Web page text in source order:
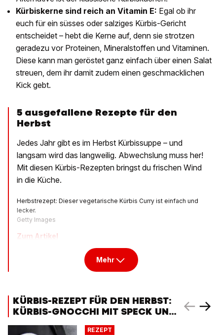
Kürbiskerne sind reich an Vitamin E: Egal ob ihr
euch für ein süsses oder salziges Kürbis-Gericht
entscheidet – hebt die Kerne auf, denn sie strotzen
geradezu vor Proteinen, Mineralstoffen und Vitaminen.
Diese kann man geröstet ganz einfach über einen Salat
streuen, dem ihr damit zudem einen geschmacklichen
Kick gebt.
5 ausgefallene Rezepte für den
Herbst
Jedes Jahr gibt es im Herbst Kürbissuppe – und
langsam wird das langweilig. Abwechslung muss her!
Mit diesen Kürbis-Rezepten bringst du frischen Wind
in die Küche.
Herbstrezept: Dieser vegetarische Kürbis Curry ist einfach und
lecker.
Getty Images
Zum Artikel
Mehr
KÜRBIS-REZEPT FÜR DEN HERBST:
KÜRBIS-GNOCCHI MIT SPECK UND
SALBEI
REZEPT